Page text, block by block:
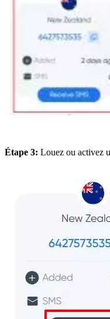
Étape 3: Louez ou activez